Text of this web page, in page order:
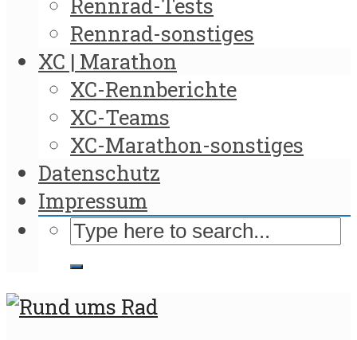
Rennrad-sonstiges
XC | Marathon
XC-Rennberichte
XC-Teams
XC-Marathon-sonstiges
Datenschutz
Impressum